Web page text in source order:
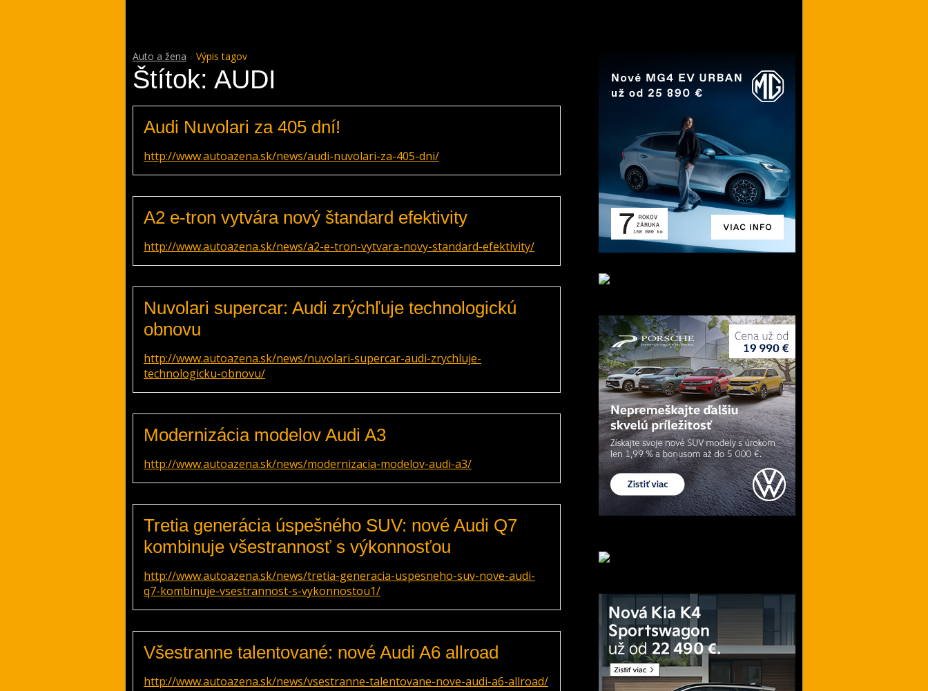
Auto a žena Výpis tagov
Štítok: AUDI
Audi Nuvolari za 405 dní!
http://www.autoazena.sk/news/audi-nuvolari-za-405-dni/
A2 e-tron vytvára nový štandard efektivity
http://www.autoazena.sk/news/a2-e-tron-vytvara-novy-standard-efektivity/
Nuvolari supercar: Audi zrýchľuje technologickú
obnovu
http://www.autoazena.sk/news/nuvolari-supercar-audi-zrychluje-
technologicku-obnovu/
Modernizácia modelov Audi A3
http://www.autoazena.sk/news/modernizacia-modelov-audi-a3/
Tretia generácia úspešného SUV: nové Audi Q7
kombinuje všestrannosť s výkonnosťou
http://www.autoazena.sk/news/tretia-generacia-uspesneho-suv-nove-audi-
q7-kombinuje-vsestrannost-s-vykonnostou1/
Všestranne talentované: nové Audi A6 allroad
http://www.autoazena.sk/news/vsestranne-talentovane-nove-audi-a6-allroad/